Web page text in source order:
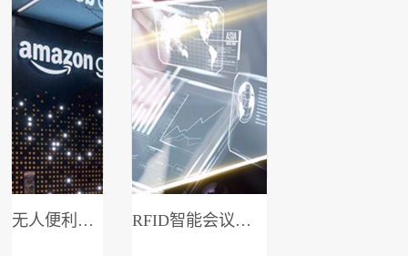
无人便利店系统 RFID智能会议签到系统